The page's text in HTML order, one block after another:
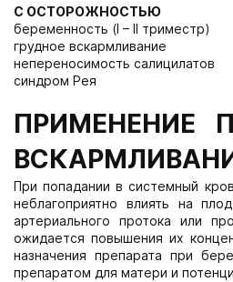
С ОСТОРОЖНОСТЬЮ
беременность (I – II триместр)
грудное вскармливание
непереносимость салицилатов
синдром Рея
ПРИМЕНЕНИЕ
При попадании в системный
неблагоприятно влиять на
артериального протока или
ожидается повышения их
назначения препарата при
препаратом для матери и